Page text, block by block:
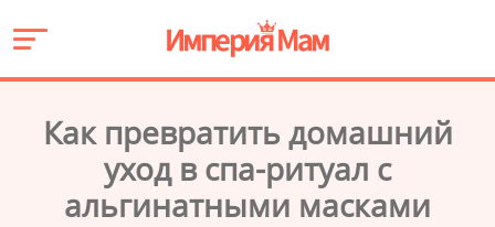
Как превратить домашний
уход в спа-ритуал с
альгинатными масками